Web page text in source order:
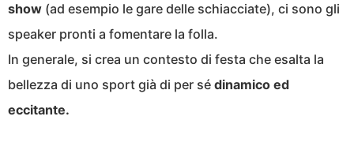
show (ad esempio le gare delle schiacciate), ci sono gli
speaker pronti a fomentare la folla.
In generale, si crea un contesto di festa che esalta la
bellezza di uno sport già di per sé dinamico ed
eccitante.